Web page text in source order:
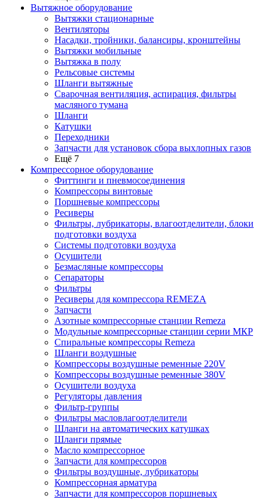
Вытяжное оборудование
Вытяжки стационарные
Вентиляторы
Насадки, тройники, балансиры, кронштейны
Вытяжки мобильные
Вытяжка в полу
Рельсовые системы
Шланги вытяжные
Сварочная вентиляция, аспирация, фильтры
масляного тумана
Шланги
Катушки
Переходники
Запчасти для установок сбора выхлопных газов
Ещё 7
Компрессорное оборудование
Фиттинги и пневмосоединения
Компрессоры винтовые
Поршневые компрессоры
Ресиверы
Фильтры, лубрикаторы, влагоотделители, блоки
подготовки воздуха
Системы подготовки воздуха
Осушители
Безмасляные компрессоры
Сепараторы
Фильтры
Ресиверы для компрессора REMEZA
Запчасти
Азотные компрессорные станции Remeza
Модульные компрессорные станции серии МКР
Спиральные компрессоры Remeza
Шланги воздушные
Компрессоры воздушные ременные 220V
Компрессоры воздушные ременные 380V
Осушители воздуха
Регуляторы давления
Фильтр-группы
Фильтры масловлагоотделители
Шланги на автоматических катушках
Шланги прямые
Масло компрессорное
Запчасти для компрессоров
Фильтры воздушные, лубрикаторы
Компрессорная арматура
Запчасти для компрессоров поршневых